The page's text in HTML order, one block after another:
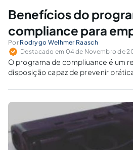
Benefícios do
compliance para
Por Rodrygo Welhmer Raasch
Destacado em 04 de Novembro de
O programa de compliuance é um
disposição capaz de prevenir
lavagem de dinheiro e a violações
jurídicas.